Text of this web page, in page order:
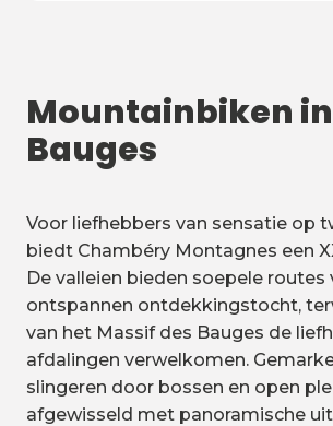
Mountainbiken
Bauges
Voor liefhebbers van sensatie op
biedt Chambéry Montagnes een
De valleien bieden soepele routes
ontspannen ontdekkingstocht,
van het Massif des Bauges de
afdalingen verwelkomen.
slingeren door bossen en open
afgewisseld met panoramische